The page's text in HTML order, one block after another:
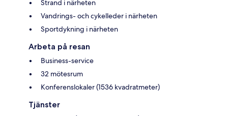
Strand i närheten
Vandrings- och cykelleder i närheten
Sportdykning i närheten
Arbeta på resan
Business-service
32 mötesrum
Konferenslokaler (1536 kvadratmeter)
Tjänster